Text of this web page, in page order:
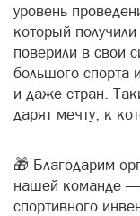
уровень
который
поверили в свои
большого спорта
и даже стран.
дарят мечту, к
🎁 Благодарим
нашей команде —
спортивного